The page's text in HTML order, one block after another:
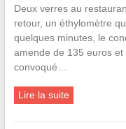
Deux verres au
retour, un éthylomètre
quelques minutes, le
amende de 135 euros
convoqué…
Lire la suite